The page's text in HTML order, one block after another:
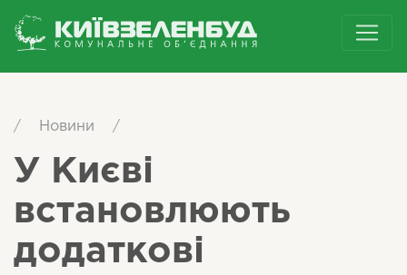
/ Новини /
У Києві
встановлюють
додаткові